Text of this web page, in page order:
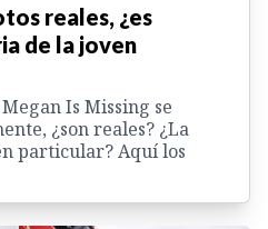
reales, ¿es
de la joven
Is Missing se
¿son reales? ¿La
particular? Aquí los